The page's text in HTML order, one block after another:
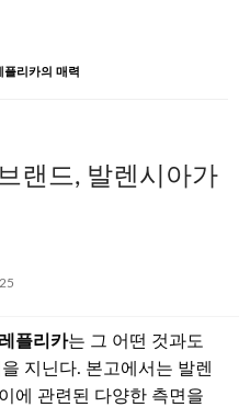
리카의 매력
랜드, 발렌시아가
플리카는 그 어떤 것과도
지닌다. 본고에서는 발렌
에 관련된 다양한 측면을